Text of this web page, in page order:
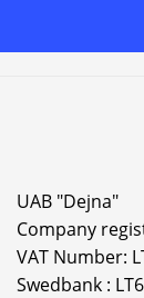
UAB "Dejna"
Company
VAT Number:
Swedbank :